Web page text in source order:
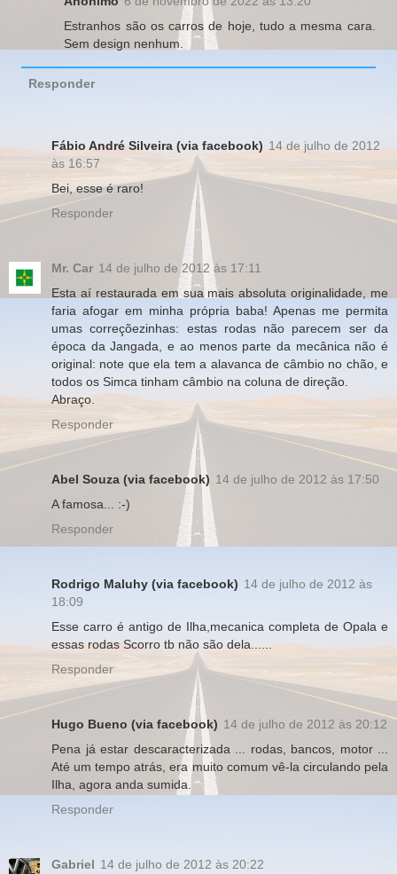
Estranhos são os carros de hoje, tudo a mesma cara.
Sem design nenhum.
Responder
Fábio André Silveira (via facebook) 14 de julho de 2012
às 16:57
Bei, esse é raro!
Responder
Mr. Car 14 de julho de 2012 às 17:11
Esta aí restaurada em sua mais absoluta originalidade, me
faria afogar em minha própria baba! Apenas me permita
umas correçõezinhas: estas rodas não parecem ser da
época da Jangada, e ao menos parte da mecânica não é
original: note que ela tem a alavanca de câmbio no chão, e
todos os Simca tinham câmbio na coluna de direção.
Abraço.
Responder
Abel Souza (via facebook) 14 de julho de 2012 às 17:50
A famosa... :-)
Responder
Rodrigo Maluhy (via facebook) 14 de julho de 2012 às
18:09
Esse carro é antigo de Ilha,mecanica completa de Opala e
essas rodas Scorro tb não são dela......
Responder
Hugo Bueno (via facebook) 14 de julho de 2012 às 20:12
Pena já estar descaracterizada ... rodas, bancos, motor ...
Até um tempo atrás, era muito comum vê-la circulando pela
Ilha, agora anda sumida.
Responder
Gabriel 14 de julho de 2012 às 20:22